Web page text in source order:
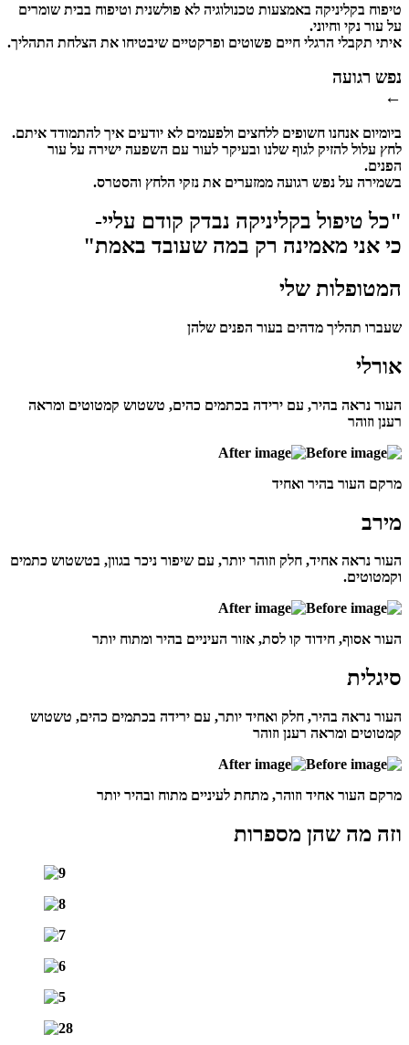
טיפוח בקליניקה באמצעות טכנולוגיה לא פולשנית וטיפוח בבית שומרים
על עור נקי וחיוני.
איתי תקבלי הרגלי חיים פשוטים ופרקטיים שיבטיחו את הצלחת התהליך.
נפש רגועה
←
ביומיום אנחנו חשופים ללחצים ולפעמים לא יודעים איך להתמודד איתם.
לחץ עלול להזיק לגוף שלנו ובעיקר לעור עם השפעה ישירה על עור
הפנים.
בשמירה על נפש רגועה ממזערים את נזקי הלחץ והסטרס.
"כל טיפול בקליניקה נבדק קודם עליי-
כי אני מאמינה רק במה שעובד באמת"
המטופלות שלי
שעברו תהליך מדהים בעור הפנים שלהן
אורלי
העור נראה בהיר, עם ירידה בכתמים כהים, טשטוש קמטוטים ומראה
רענן וזוהר
מרקם העור בהיר ואחיד
מירב
העור נראה אחיד, חלק וזוהר יותר, עם שיפור ניכר בגוון, בטשטוש כתמים
וקמטוטים.
העור אסוף, חידוד קו לסת, אזור העיניים בהיר ומתוח יותר
סיגלית
העור נראה בהיר, חלק ואחיד יותר, עם ירידה בכתמים כהים, טשטוש
קמטוטים ומראה רענן וזוהר
מרקם העור אחיד וזוהר, מתחת לעיניים מתוח ובהיר יותר
וזה מה שהן מספרות